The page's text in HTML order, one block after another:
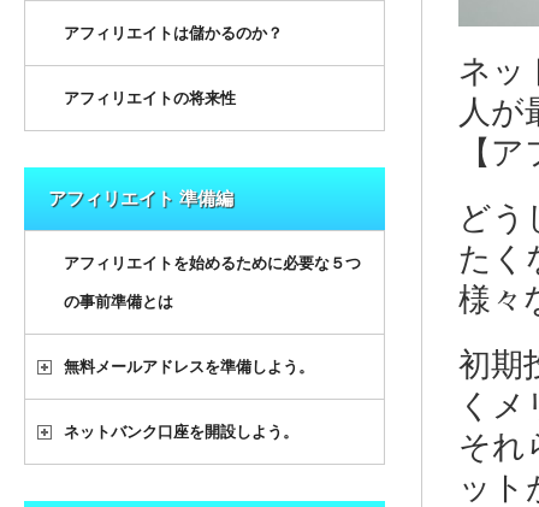
ネッ
人が
【
どう
たく
様々
初期
く
それ
ット
アフィリエイトは儲かるのか？
アフィリエイトの将来性
アフィリエイト 準備編
アフィリエイトを始めるために必要な５つ
の事前準備とは
無料メールアドレスを準備しよう。
ネットバンク口座を開設しよう。